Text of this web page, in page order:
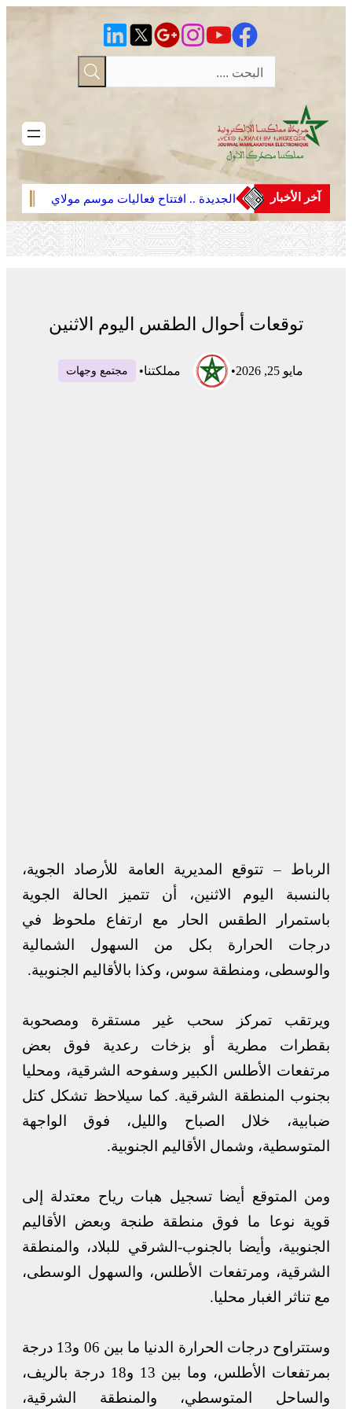
آخر الأخبار
موسم مولاي
الجديدة .. افتتاح فعاليات موسم مولاي
عبد الله أمغار
الحريق
توقعات أحوال الطقس اليوم الاثنين
مايو 25, 2026 • مملكتنا• مجتمع وجهات
الرباط – تتوقع المديرية العامة للأرصاد الجوية،
بالنسبة اليوم الاثنين، أن تتميز الحالة الجوية
باستمرار الطقس الحار مع ارتفاع ملحوظ في
درجات الحرارة بكل من السهول الشمالية
والوسطى، ومنطقة سوس، وكذا بالأقاليم الجنوبية.
ويرتقب تمركز سحب غير مستقرة ومصحوبة
بقطرات مطرية أو بزخات رعدية فوق بعض
مرتفعات الأطلس الكبير وسفوحه الشرقية، ومحليا
بجنوب المنطقة الشرقية. كما سيلاحظ تشكل كتل
ضبابية، خلال الصباح والليل، فوق الواجهة
المتوسطية، وشمال الأقاليم الجنوبية.
ومن المتوقع أيضا تسجيل هبات رياح معتدلة إلى
قوية نوعا ما فوق منطقة طنجة وبعض الأقاليم
الجنوبية، وأيضا بالجنوب-الشرقي للبلاد، والمنطقة
الشرقية، ومرتفعات الأطلس، والسهول الوسطى،
مع تناثر الغبار محليا.
وستتراوح درجات الحرارة الدنيا ما بين 06 و13 درجة
بمرتفعات الأطلس، وما بين 13 و18 درجة بالريف،
والساحل المتوسطي، والمنطقة الشرقية،